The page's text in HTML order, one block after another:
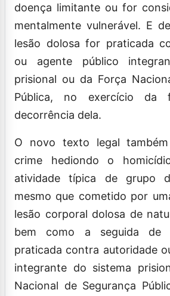
doença limitante ou for
mentalmente vulnerável. E
lesão dolosa for praticada
ou agente público
prisional ou da Força
Pública, no exercício da
decorrência dela.
O novo texto legal
crime hediondo o
atividade típica de grupo
mesmo que cometido por
lesão corporal dolosa de
bem como a seguida de
praticada contra autoridade
integrante do sistema
Nacional de Segurança